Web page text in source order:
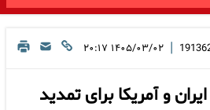
| ۱۴۰۵/۰۳/۰۲ ۲۰:۱۷
و آمریکا برای تمدید